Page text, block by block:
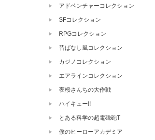
アドベンチャーコレクション
SFコレクション
RPGコレクション
昔ばなし風コレクション
カジノコレクション
エアラインコレクション
夜桜さんちの大作戦
ハイキュー!!
とある科学の超電磁砲T
僕のヒーローアカデミア